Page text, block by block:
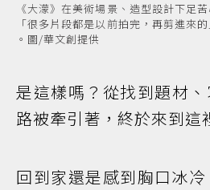
《大濛》在美術場景、造型設計下足
「很多片段都是以前拍完，再剪進來
。圖/華文創提供
是這樣嗎？從找到題材
路被牽引著，終於來到
回到家還是感到胸口冰